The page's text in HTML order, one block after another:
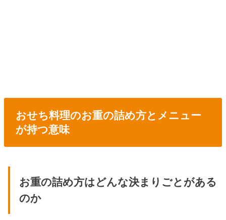
おせち料理のお重の詰め方とメニュー
が持つ意味
お重の詰め方はどんな決まりごとがある
のか